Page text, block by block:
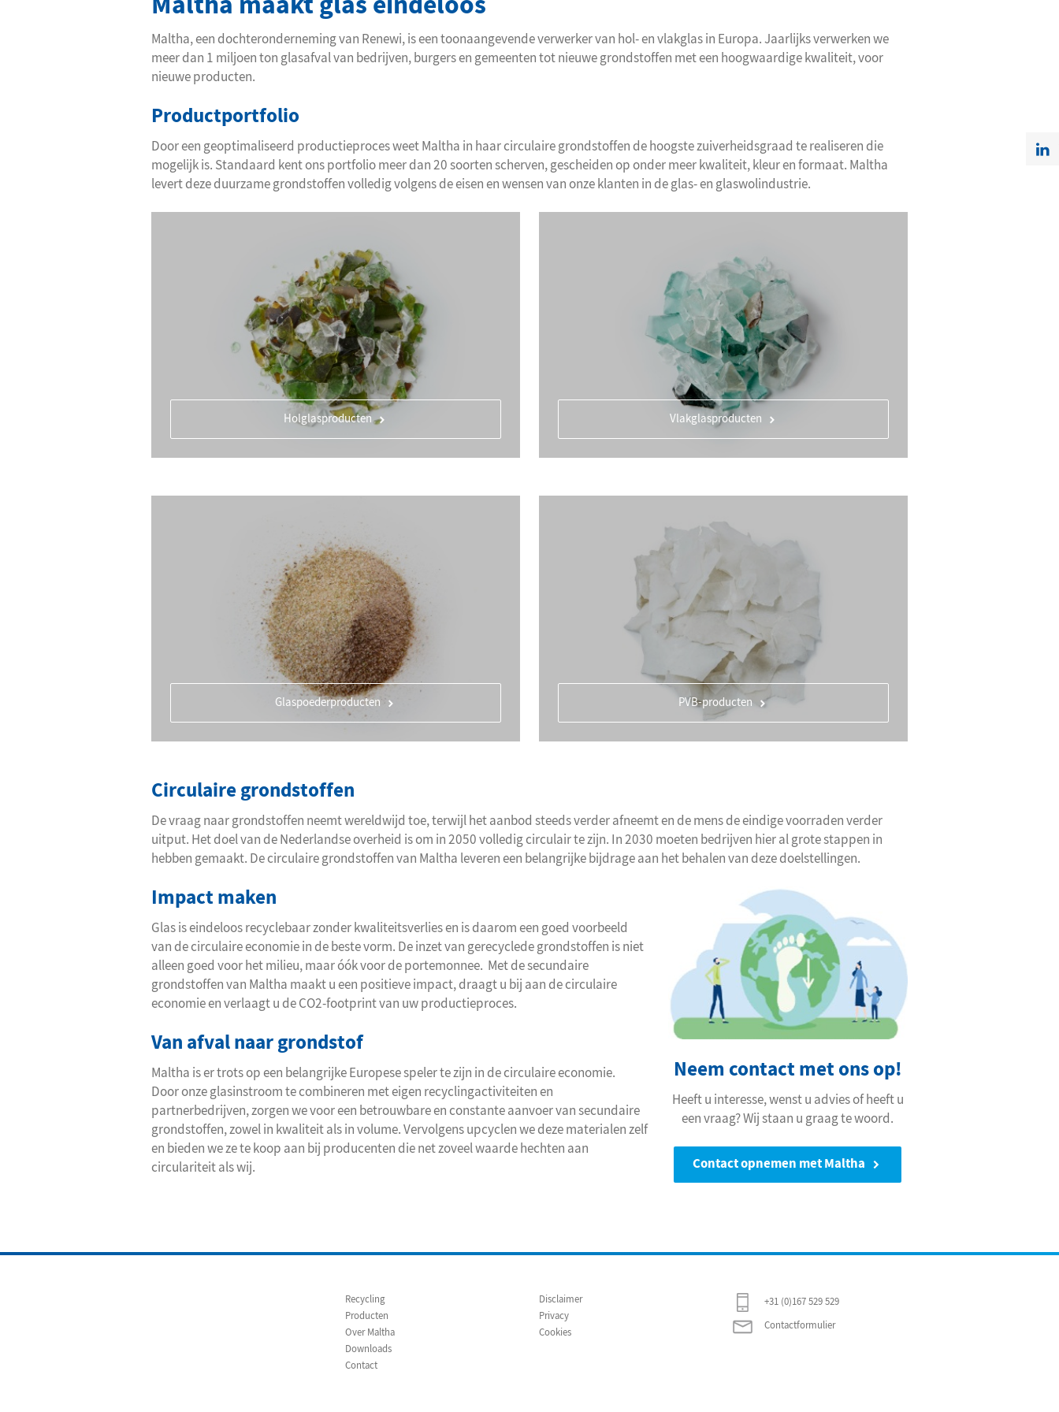
Maltha, een dochteronderneming van Renewi, is een toonaangevende verwerker van hol- en vlakglas in Europa. Jaarlijks verwerken we
meer dan 1 miljoen ton glasafval van bedrijven, burgers en gemeenten tot nieuwe grondstoffen met een hoogwaardige kwaliteit, voor
nieuwe producten.
Productportfolio
Door een geoptimaliseerd productieproces weet Maltha in haar circulaire grondstoffen de hoogste zuiverheidsgraad te realiseren die
mogelijk is. Standaard kent ons portfolio meer dan 20 soorten scherven, gescheiden op onder meer kwaliteit, kleur en formaat. Maltha
levert deze duurzame grondstoffen volledig volgens de eisen en wensen van onze klanten in de glas- en glaswolindustrie.
Holglasproducten Vlakglasproducten
Glaspoederproducten PVB-producten
Circulaire grondstoffen
De vraag naar grondstoffen neemt wereldwijd toe, terwijl het aanbod steeds verder afneemt en de mens de eindige voorraden verder
uitput. Het doel van de Nederlandse overheid is om in 2050 volledig circulair te zijn. In 2030 moeten bedrijven hier al grote stappen in
hebben gemaakt. De circulaire grondstoffen van Maltha leveren een belangrijke bijdrage aan het behalen van deze doelstellingen.
Impact maken
Glas is eindeloos recyclebaar zonder kwaliteitsverlies en is daarom een goed voorbeeld
van de circulaire economie in de beste vorm. De inzet van gerecyclede grondstoffen is niet
alleen goed voor het milieu, maar óók voor de portemonnee. Met de secundaire
grondstoffen van Maltha maakt u een positieve impact, draagt u bij aan de circulaire
economie en verlaagt u de CO2-footprint van uw productieproces.
Van afval naar grondstof
Maltha is er trots op een belangrijke Europese speler te zijn in de circulaire economie.
Door onze glasinstroom te combineren met eigen recyclingactiviteiten en
partnerbedrijven, zorgen we voor een betrouwbare en constante aanvoer van secundaire
grondstoffen, zowel in kwaliteit als in volume. Vervolgens upcyclen we deze materialen zelf
en bieden we ze te koop aan bij producenten die net zoveel waarde hechten aan
circulariteit als wij.
Neem contact met ons op!
Heeft u interesse, wenst u advies of heeft u
een vraag? Wij staan u graag te woord.
Contact opnemen met Maltha
Recycling
Producten
Over Maltha
Downloads
Contact
Disclaimer
Privacy
Cookies
+31 (0)167 529 529
Contactformulier